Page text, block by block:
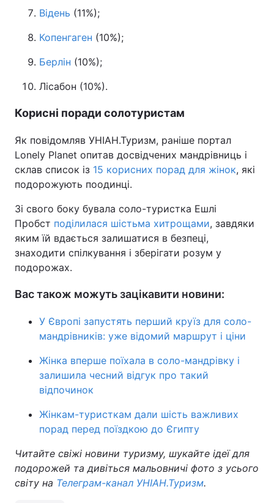
Відень (11%);
Копенгаген (10%);
Берлін (10%);
Лісабон (10%).
Корисні поради солотуристам
Як повідомляв УНІАН.Туризм, раніше портал
Lonely Planet опитав досвідчених мандрівниць і
склав список із 15 корисних порад для жінок, які
подорожують поодинці.
Зі свого боку бувала соло-туристка Ешлі
Пробст поділилася шістьма хитрощами, завдяки
яким їй вдається залишатися в безпеці,
знаходити спілкування і зберігати розум у
подорожах.
Вас також можуть зацікавити новини:
У Європі запустять перший круїз для соло-
мандрівників: уже відомий маршрут і ціни
Жінка вперше поїхала в соло-мандрівку і
залишила чесний відгук про такий
відпочинок
Жінкам-туристкам дали шість важливих
порад перед поїздкою до Єгипту
Читайте свіжі новини туризму, шукайте ідеї для
подорожей та дивіться мальовничі фото з усього
світу на Телеграм-канал УНІАН.Туризм.